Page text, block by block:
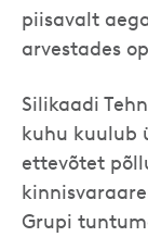
piisavalt
arvestades
Silikaadi
kuhu kuulub
ettevõtet
Grupi